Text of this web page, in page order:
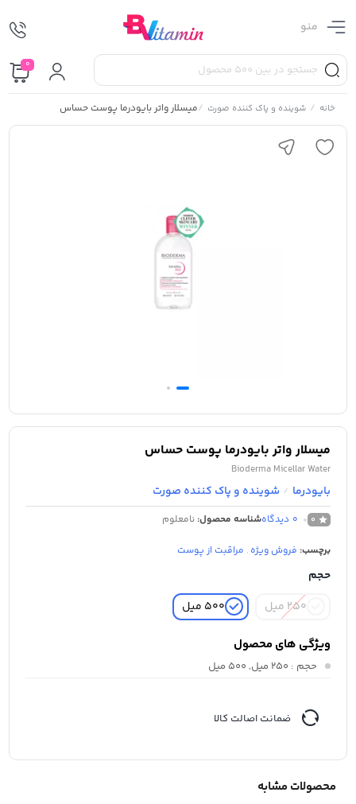
منو
0
خانه / شوینده و پاک کننده صورت /میسلار واتر بایودرما پوست حساس
میسلار واتر بایودرما پوست حساس
Bioderma Micellar Water
بایودرما / شوینده و پاک کننده صورت
0
0 دیدگاهشناسه محصول:نامعلوم
برچسب: فروش ویژه , مراقبت از پوست
حجم
250 میل
500 میل
ویژگی های محصول
حجم : 250 میل, 500 میل
ضمانت اصالت کالا
محصولات مشابه